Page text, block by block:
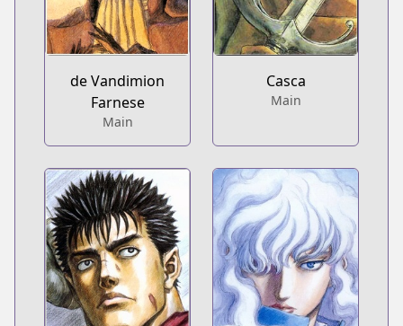
Casca
Main
de Vandimion
Farnese
Main